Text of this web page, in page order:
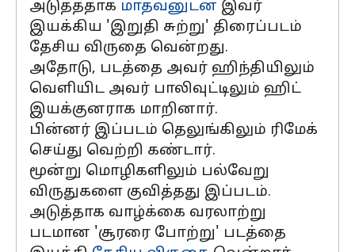
அடுத்ததாக மாதவனுடன் இவர்
இயக்கிய 'இறுதி சுற்று' திரைப்படம்
தேசிய விருதை வென்றது.
அதோடு, படத்தை அவர் ஹிந்தியிலும்
வெளியிட அவர் பாலிவுட்டிலும் ஹிட்
இயக்குனராக மாறினார்.
பின்னர் இப்படம் தெலுங்கிலும் ரிமேக்
செய்து வெற்றி கண்டார்.
மூன்று மொழிகளிலும் பல்வேறு
விருதுகளை குவித்தது இப்படம்.
அடுத்தாக வாழ்க்கை வரலாற்று
படமான 'சூரரை போற்று' படத்தை